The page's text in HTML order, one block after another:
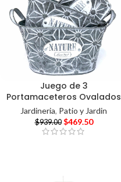
Juego de 3
Portamaceteros Ovalados
Jardineria, Patio y Jardin
$939.00 $469.50